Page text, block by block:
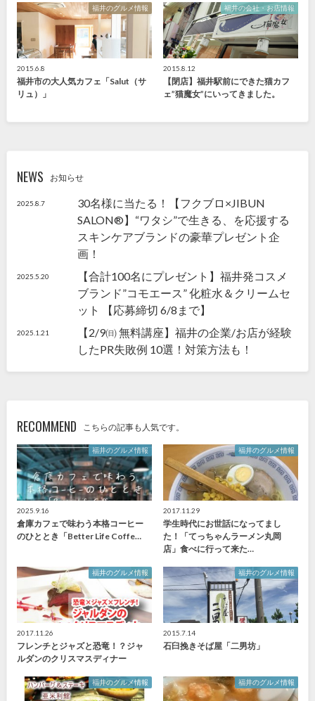
福井のグルメ情報
2015.6.8
福井市の大人気カフェ「Salut（サ
リュ）」
福井の会社・お店情報
2015.8.12
【閉店】福井駅前にできた猫カフ
ェ”猫魔女”にいってきました。
NEWS お知らせ
2025.8.7
30名様に当たる！【フクブロ×JIBUN
SALON®】“ワタシ”で生きる、を応援する
スキンケアブランドの豪華プレゼント企
画！
2025.5.20
【合計100名にプレゼント】福井発コスメ
ブランド”コモエース” 化粧水＆クリームセ
ット 【応募締切 6/8まで】
2025.1.21
【2/9㈰ 無料講座】福井の企業/お店が経験
したPR失敗例 10選！対策方法も！
RECOMMEND こちらの記事も人気です。
福井のグルメ情報
2025.9.16
倉庫カフェで味わう本格コーヒー
のひととき「Better Life Coffe…
福井のグルメ情報
2017.11.29
学生時代にお世話になってまし
た！「てっちゃんラーメン丸岡
店」食べに行って来た…
福井のグルメ情報
2017.11.26
フレンチとジャズと恐竜！？ジャ
ルダンのクリスマスディナー
福井のグルメ情報
2015.7.14
石臼挽きそば屋「二男坊」
福井のグルメ情報 福井のグルメ情報